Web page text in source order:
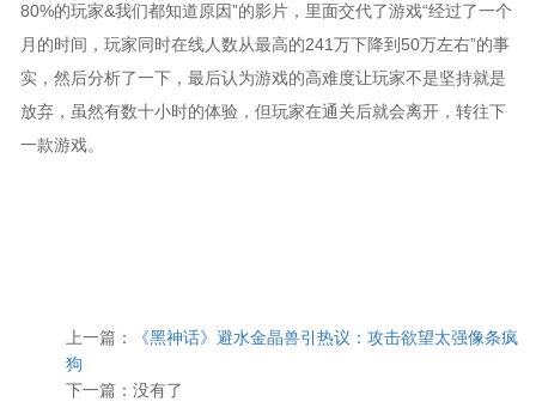
80%的玩家&我们都知道原因”的影片，里面交代了游戏“经过了一个
月的时间，玩家同时在线人数从最高的241万下降到50万左右”的事
实，然后分析了一下，最后认为游戏的高难度让玩家不是坚持就是
放弃，虽然有数十小时的体验，但玩家在通关后就会离开，转往下
一款游戏。
上一篇：
《黑神话》避水金晶兽引热议：攻击欲望太强像条疯
狗
下一篇：没有了